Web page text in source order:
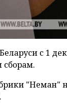
с 1
"Неман"